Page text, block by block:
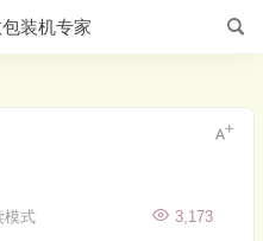
装机专家
3,173
模式